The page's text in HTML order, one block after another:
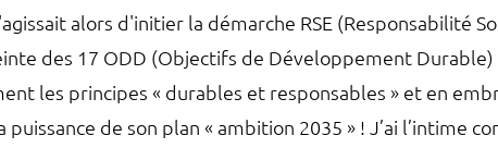
alors d'initier la démarche RSE (Responsabilité
des 17 ODD (Objectifs de Développement Durable)
les principes « durables et responsables » et en
de son plan « ambition 2035 » ! J’ai l’intime